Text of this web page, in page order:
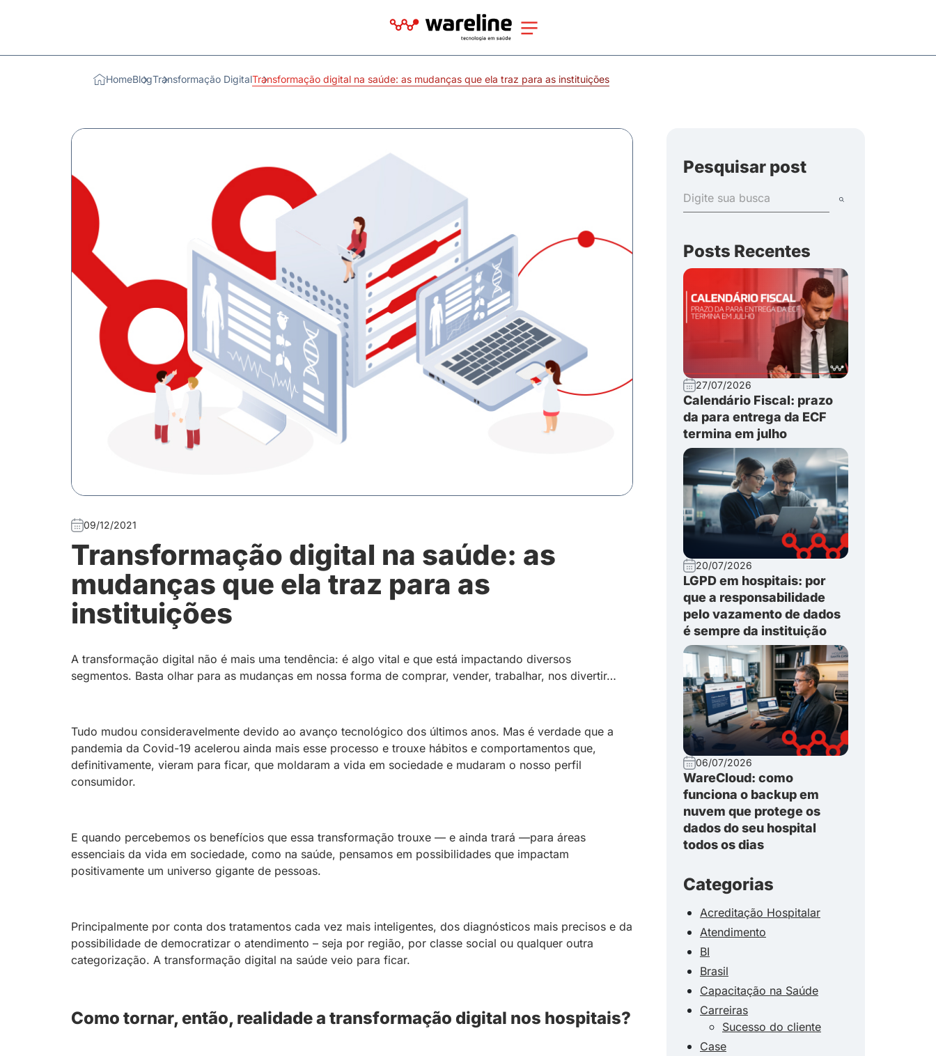
HomeBlogTransformação DigitalTransformação digital na saúde: as mudanças que ela traz para as instituições
09/12/2021
Transformação digital na saúde: as
mudanças que ela traz para as
instituições
A transformação digital não é mais uma tendência: é algo vital e que está impactando diversos
segmentos. Basta olhar para as mudanças em nossa forma de comprar, vender, trabalhar, nos divertir…
Tudo mudou consideravelmente devido ao avanço tecnológico dos últimos anos. Mas é verdade que a
pandemia da Covid-19 acelerou ainda mais esse processo e trouxe hábitos e comportamentos que,
definitivamente, vieram para ficar, que moldaram a vida em sociedade e mudaram o nosso perfil
consumidor.
E quando percebemos os benefícios que essa transformação trouxe — e ainda trará —para áreas
essenciais da vida em sociedade, como na saúde, pensamos em possibilidades que impactam
positivamente um universo gigante de pessoas.
Principalmente por conta dos tratamentos cada vez mais inteligentes, dos diagnósticos mais precisos e da
possibilidade de democratizar o atendimento – seja por região, por classe social ou qualquer outra
categorização. A transformação digital na saúde veio para ficar.
Como tornar, então, realidade a transformação digital nos hospitais?
Pesquisar post
Posts Recentes
27/07/2026
Calendário Fiscal: prazo
da para entrega da ECF
termina em julho
20/07/2026
LGPD em hospitais: por
que a responsabilidade
pelo vazamento de dados
é sempre da instituição
06/07/2026
WareCloud: como
funciona o backup em
nuvem que protege os
dados do seu hospital
todos os dias
Categorias
Acreditação Hospitalar
Atendimento
BI
Brasil
Capacitação na Saúde
Carreiras
Sucesso do cliente
Case